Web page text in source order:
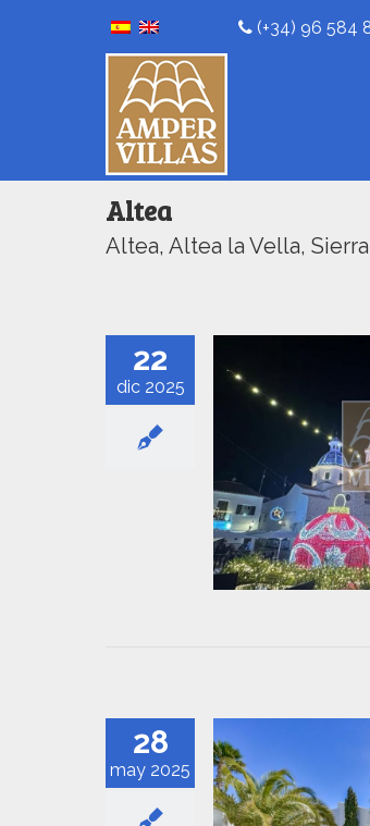
(+34) 96 584
Altea
Altea, Altea la Vella,
22
dic 2025
28
may 2025